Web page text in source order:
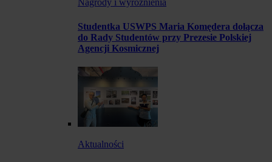
Nagrody i wyróżnienia
Studentka USWPS Maria Komędera dołącza
do Rady Studentów przy Prezesie Polskiej
Agencji Kosmicznej
Aktualności